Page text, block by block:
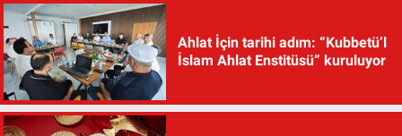
Ahlat İçin tarihi adım: “Kubbetü’l
İslam Ahlat Enstitüsü” kuruluyor